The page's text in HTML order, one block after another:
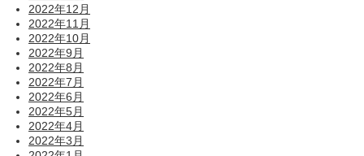
2022年12月
2022年11月
2022年10月
2022年9月
2022年8月
2022年7月
2022年6月
2022年5月
2022年4月
2022年3月